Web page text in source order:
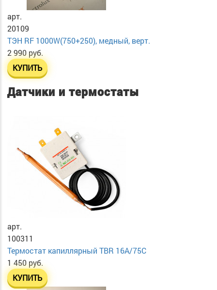
арт.
20109
ТЭН RF 1000W(750+250), медный, верт.
2 990 руб.
КУПИТЬ
Датчики и термостаты
арт.
100311
Термостат капиллярный TBR 16A/75C
1 450 руб.
КУПИТЬ